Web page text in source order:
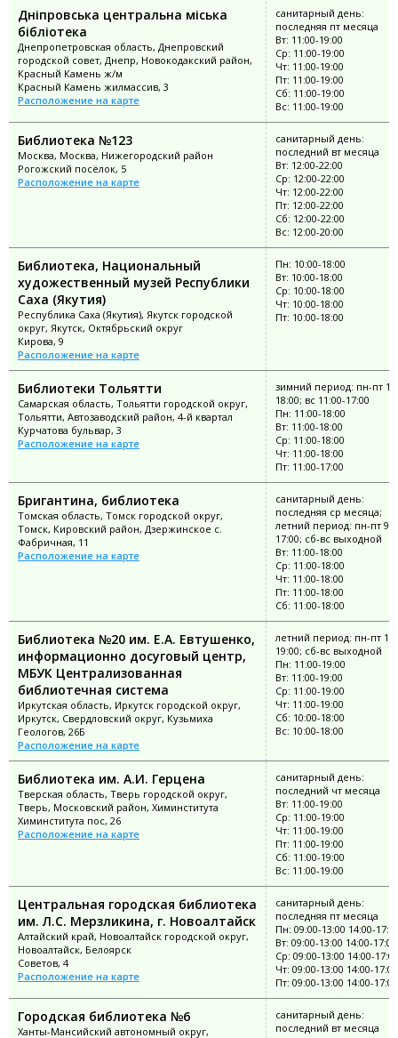
Дніпровська центральна міська
бібліотека
Днепропетровская область, Днепровский
городской совет, Днепр, Новокодакский район,
Красный Камень ж/м
Красный Камень жилмассив, 3
Расположение на карте
санитарный день:
последняя пт месяца
Вт: 11:00-19:00
Ср: 11:00-19:00
Чт: 11:00-19:00
Пт: 11:00-19:00
Сб: 11:00-19:00
Вс: 11:00-19:00
Библиотека №123
Москва, Москва, Нижегородский район
Рогожский посёлок, 5
Расположение на карте
санитарный день:
последний вт месяца
Вт: 12:00-22:00
Ср: 12:00-22:00
Чт: 12:00-22:00
Пт: 12:00-22:00
Сб: 12:00-22:00
Вс: 12:00-20:00
Библиотека, Национальный
художественный музей Республики
Саха (Якутия)
Республика Саха (Якутия), Якутск городской
округ, Якутск, Октябрьский округ
Кирова, 9
Расположение на карте
Пн: 10:00-18:00
Вт: 10:00-18:00
Ср: 10:00-18:00
Чт: 10:00-18:00
Пт: 10:00-18:00
Библиотеки Тольятти
Самарская область, Тольятти городской округ,
Тольятти, Автозаводский район, 4-й квартал
Курчатова бульвар, 3
Расположение на карте
зимний период: пн-пт
18:00; вс 11:00-17:00
Пн: 11:00-18:00
Вт: 11:00-18:00
Ср: 11:00-18:00
Чт: 11:00-18:00
Пт: 11:00-17:00
Бригантина, библиотека
Томская область, Томск городской округ,
Томск, Кировский район, Дзержинское с.
Фабричная, 11
Расположение на карте
санитарный день:
последняя ср месяца;
летний период: пн-пт
17:00; сб-вс выходной
Вт: 11:00-18:00
Ср: 11:00-18:00
Чт: 11:00-18:00
Пт: 11:00-18:00
Сб: 11:00-18:00
Библиотека №20 им. Е.А. Евтушенко,
информационно досуговый центр,
МБУК Централизованная
библиотечная система
Иркутская область, Иркутск городской округ,
Иркутск, Свердловский округ, Кузьмиха
Геологов, 26Б
Расположение на карте
летний период: пн-пт
19:00; сб-вс выходной
Пн: 11:00-19:00
Вт: 11:00-19:00
Ср: 11:00-19:00
Чт: 11:00-19:00
Сб: 10:00-18:00
Вс: 10:00-18:00
Библиотека им. А.И. Герцена
Тверская область, Тверь городской округ,
Тверь, Московский район, Химинститута
Химинститута пос, 26
Расположение на карте
санитарный день:
последний чт месяца
Вт: 11:00-19:00
Ср: 11:00-19:00
Чт: 11:00-19:00
Пт: 11:00-19:00
Сб: 11:00-19:00
Вс: 11:00-19:00
Центральная городская библиотека
им. Л.С. Мерзликина, г. Новоалтайск
Алтайский край, Новоалтайск городской округ,
Новоалтайск, Белоярск
Советов, 4
Расположение на карте
санитарный день:
последняя пт месяца
Пн: 09:00-13:00 14:00-
Вт: 09:00-13:00 14:00-17:00
Ср: 09:00-13:00 14:00-17:00
Чт: 09:00-13:00 14:00-17:00
Пт: 09:00-13:00 14:00-17:00
Городская библиотека №6
Ханты-Мансийский автономный округ,
санитарный день:
последний вт месяца